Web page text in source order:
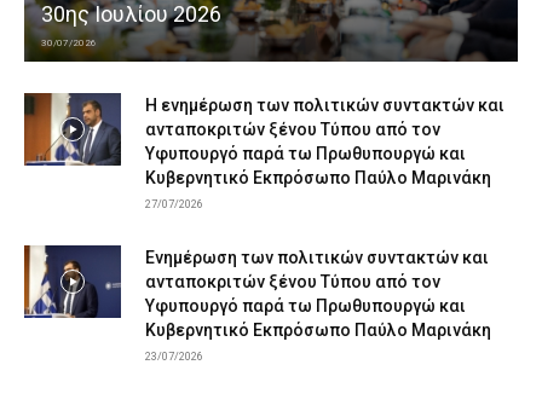
30ης Ιουλίου 2026
30/07/2026
Η ενημέρωση των πολιτικών συντακτών και
ανταποκριτών ξένου Τύπου από τον
Υφυπουργό παρά τω Πρωθυπουργώ και
Κυβερνητικό Εκπρόσωπο Παύλο Μαρινάκη
27/07/2026
Ενημέρωση των πολιτικών συντακτών και
ανταποκριτών ξένου Τύπου από τον
Υφυπουργό παρά τω Πρωθυπουργώ και
Κυβερνητικό Εκπρόσωπο Παύλο Μαρινάκη
23/07/2026